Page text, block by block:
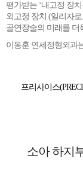
평가받는 ‘내고정 장
외고정 장치 (일리자
골연장술의 미래를 더
이동훈 연세정형외과
프리사이스
소아 하지